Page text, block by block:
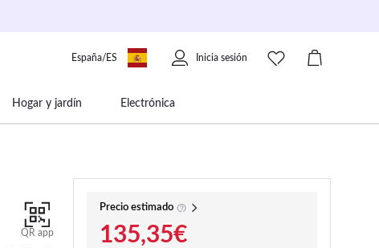
España/ES Inicia sesión
Hogar y jardín Electrónica
QR app
Precio estimado
135,35€